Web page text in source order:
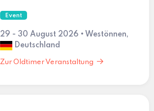
Event
29 - 30 August 2026 • Westönnen,
Deutschland
Zur Oldtimer Veranstaltung